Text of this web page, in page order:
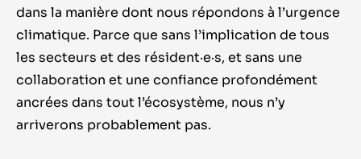
dans la manière dont nous répondons à l’urgence
climatique. Parce que sans l’implication de tous
les secteurs et des résident·e·s, et sans une
collaboration et une confiance profondément
ancrées dans tout l’écosystème, nous n’y
arriverons probablement pas.